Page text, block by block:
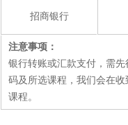
招商银行
注意事项：
银行转账或汇款支付，需
码及所选课程，我们会在
课程。